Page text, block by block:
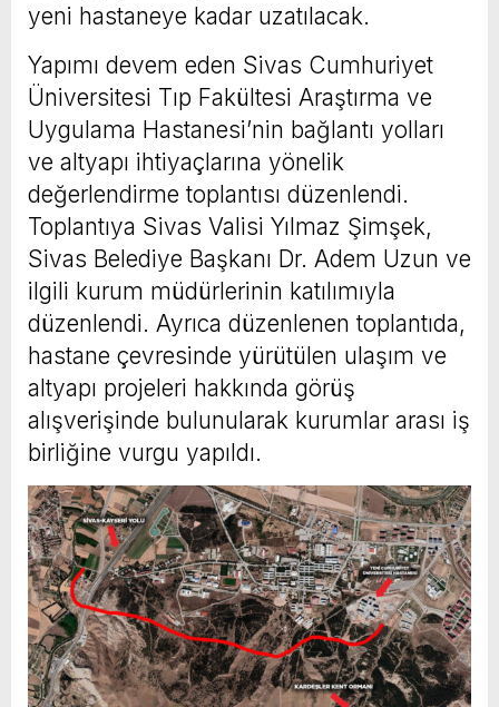
yeni hastaneye kadar uzatılacak.
Yapımı devem eden Sivas Cumhuriyet
Üniversitesi Tıp Fakültesi Araştırma ve
Uygulama Hastanesi’nin bağlantı yolları
ve altyapı ihtiyaçlarına yönelik
değerlendirme toplantısı düzenlendi.
Toplantıya Sivas Valisi Yılmaz Şimşek,
Sivas Belediye Başkanı Dr. Adem Uzun ve
ilgili kurum müdürlerinin katılımıyla
düzenlendi. Ayrıca düzenlenen toplantıda,
hastane çevresinde yürütülen ulaşım ve
altyapı projeleri hakkında görüş
alışverişinde bulunularak kurumlar arası iş
birliğine vurgu yapıldı.